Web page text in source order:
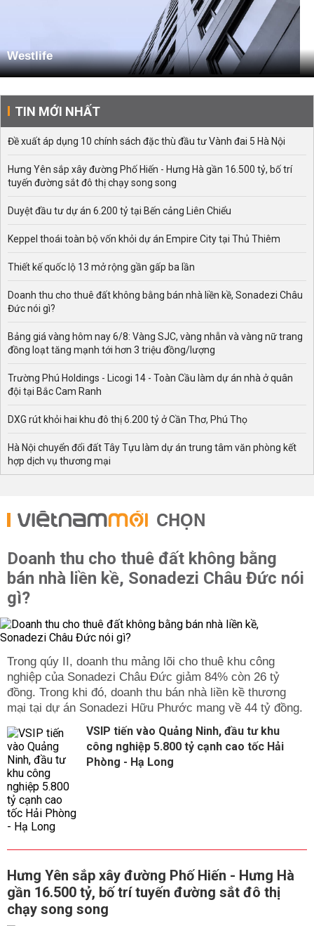
Westlife
TIN MỚI NHẤT
Đề xuất áp dụng 10 chính sách đặc thù đầu tư Vành đai 5 Hà Nội
Hưng Yên sắp xây đường Phố Hiến - Hưng Hà gần 16.500 tỷ, bố trí
tuyến đường sắt đô thị chạy song song
Duyệt đầu tư dự án 6.200 tỷ tại Bến cảng Liên Chiểu
Keppel thoái toàn bộ vốn khỏi dự án Empire City tại Thủ Thiêm
Thiết kế quốc lộ 13 mở rộng gần gấp ba lần
Doanh thu cho thuê đất không bằng bán nhà liền kề, Sonadezi Châu
Đức nói gì?
Bảng giá vàng hôm nay 6/8: Vàng SJC, vàng nhẫn và vàng nữ trang
đồng loạt tăng mạnh tới hơn 3 triệu đồng/lượng
Trường Phú Holdings - Licogi 14 - Toàn Cầu làm dự án nhà ở quân
đội tại Bắc Cam Ranh
DXG rút khỏi hai khu đô thị 6.200 tỷ ở Cần Thơ, Phú Thọ
Hà Nội chuyển đổi đất Tây Tựu làm dự án trung tâm văn phòng kết
hợp dịch vụ thương mại
CHỌN
Doanh thu cho thuê đất không bằng
bán nhà liền kề, Sonadezi Châu Đức nói
gì?
Trong qúy II, doanh thu mảng lõi cho thuê khu công
nghiệp của Sonadezi Châu Đức giảm 84% còn 26 tỷ
đồng. Trong khi đó, doanh thu bán nhà liền kề thương
mại tại dự án Sonadezi Hữu Phước mang về 44 tỷ đồng.
VSIP tiến vào Quảng Ninh, đầu tư khu
công nghiệp 5.800 tỷ cạnh cao tốc Hải
Phòng - Hạ Long
Hưng Yên sắp xây đường Phố Hiến - Hưng Hà
gần 16.500 tỷ, bố trí tuyến đường sắt đô thị
chạy song song